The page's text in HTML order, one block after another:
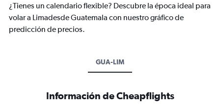
¿Tienes un calendario flexible? Descubre la época ideal para
volar a Limadesde Guatemala con nuestro gráfico de
predicción de precios.
GUA-LIM
Información de Cheapflights